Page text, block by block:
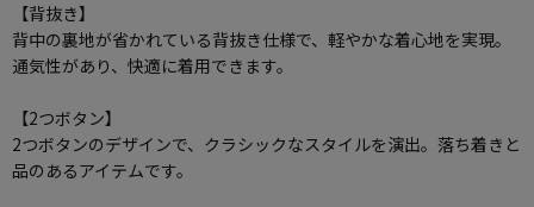
【背抜き】
背中の裏地が省かれている背抜き仕様で、軽やかな着心地を実現。
通気性があり、快適に着用できます。
【2つボタン】
2つボタンのデザインで、クラシックなスタイルを演出。落ち着きと
品のあるアイテムです。